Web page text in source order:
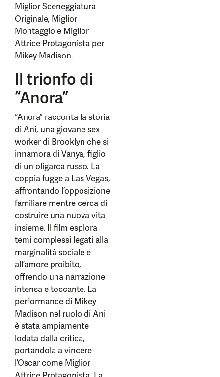
Miglior Sceneggiatura
Originale, Miglior
Montaggio e Miglior
Attrice Protagonista per
Mikey Madison.
Il trionfo di
“Anora”
“Anora” racconta la storia
di Ani, una giovane sex
worker di Brooklyn che si
innamora di Vanya, figlio
di un oligarca russo. La
coppia fugge a Las Vegas,
affrontando l’opposizione
familiare mentre cerca di
costruire una nuova vita
insieme. Il film esplora
temi complessi legati alla
marginalità sociale e
all’amore proibito,
offrendo una narrazione
intensa e toccante. La
performance di Mikey
Madison nel ruolo di Ani
è stata ampiamente
lodata dalla critica,
portandola a vincere
l’Oscar come Miglior